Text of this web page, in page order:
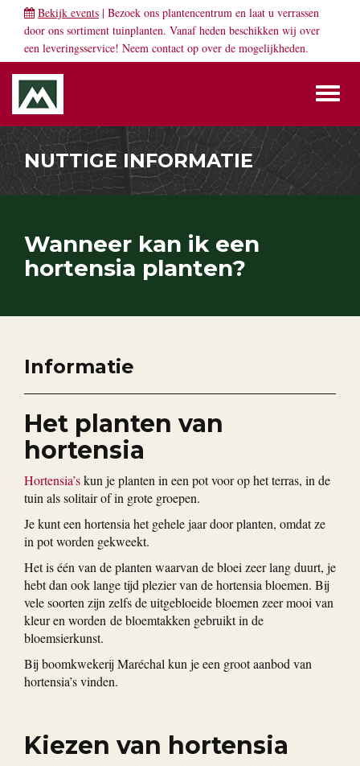
Bekijk events | Bezoek ons plantencentrum en laat u verrassen
door ons sortiment tuinplanten. Vanaf heden beschikken wij over
een leveringsservice! Neem contact op over de mogelijkheden.
NUTTIGE INFORMATIE
Wanneer kan ik een
hortensia planten?
Informatie
Het planten van
hortensia
Hortensia’skun je planten in een pot voor op het terras, in de
tuin als solitair of in grote groepen.
Je kunt een hortensia het gehele jaar door planten, omdat ze
in pot worden gekweekt.
Het is één van de planten waarvan de bloei zeer lang duurt, je
hebt dan ook lange tijd plezier van de hortensia bloemen. Bij
vele soorten zijn zelfs de uitgebloeide bloemen zeer mooi van
kleur en worden de bloemtakken gebruikt in de
bloemsierkunst.
Bij boomkwekerij Maréchal kun je een groot aanbod van
hortensia’s vinden.
Kiezen van hortensia